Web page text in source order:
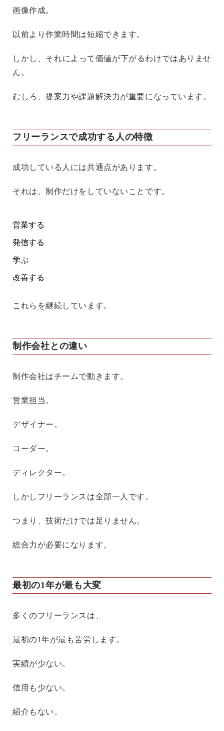
画像作成。
以前より作業時間は短縮できます。
しかし、それによって価値が下がるわけではありませ
ん。
むしろ、提案力や課題解決力が重要になっています。
フリーランスで成功する人の特徴
成功している人には共通点があります。
それは、制作だけをしていないことです。
営業する
発信する
学ぶ
改善する
これらを継続しています。
制作会社との違い
制作会社はチームで動きます。
営業担当。
デザイナー。
コーダー。
ディレクター。
しかしフリーランスは全部一人です。
つまり、技術だけでは足りません。
総合力が必要になります。
最初の1年が最も大変
多くのフリーランスは、
最初の1年が最も苦労します。
実績が少ない。
信用も少ない。
紹介もない。